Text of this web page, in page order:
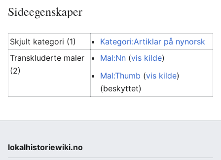
Sideegenskaper
Skjult kategori (1)
Kategori:Artiklar på nynorsk
Transkluderte maler
(2)
Mal:Nn (vis kilde)
Mal:Thumb (vis kilde)
(beskyttet)
lokalhistoriewiki.no